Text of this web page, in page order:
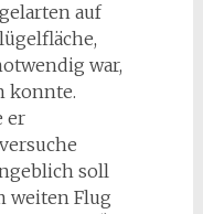
auf
war,
konnte.
er
soll
weiten Flug